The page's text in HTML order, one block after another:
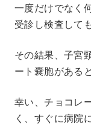
一度だけでなく
受診し検査して
その結果、子宮
ート嚢胞がある
幸い、チョコレ
く、すぐに病院